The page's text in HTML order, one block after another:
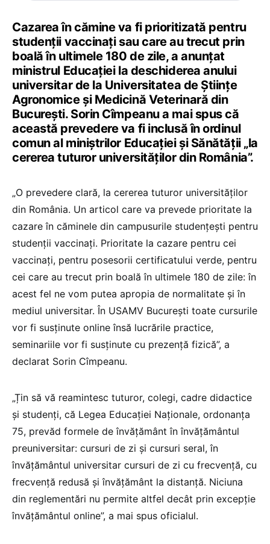
Cazarea în cămine va fi prioritizată pentru
studenții vaccinați sau care au trecut prin
boală în ultimele 180 de zile, a anunțat
ministrul Educației la deschiderea anului
universitar de la Universitatea de Științe
Agronomice și Medicină Veterinară din
București. Sorin Cîmpeanu a mai spus că
această prevedere va fi inclusă în ordinul
comun al miniștrilor Educației și Sănătății „la
cererea tuturor universităților din România”.
„O prevedere clară, la cererea tuturor universităților
din România. Un articol care va prevede prioritate la
cazare în căminele din campusurile studențești pentru
studenții vaccinați. Prioritate la cazare pentru cei
vaccinați, pentru posesorii certificatului verde, pentru
cei care au trecut prin boală în ultimele 180 de zile: în
acest fel ne vom putea apropia de normalitate și în
mediul universitar. În USAMV București toate cursurile
vor fi susținute online însă lucrările practice,
seminariile vor fi susținute cu prezență fizică”, a
declarat Sorin Cîmpeanu.
„Țin să vă reamintesc tuturor, colegi, cadre didactice
și studenți, că Legea Educației Naționale, ordonanța
75, prevăd formele de învățământ în învățământul
preuniversitar: cursuri de zi și cursuri seral, în
învățământul universitar cursuri de zi cu frecvență, cu
frecvență redusă și învățământ la distanță. Niciuna
din reglementări nu permite altfel decât prin excepție
învățământul online”, a mai spus oficialul.